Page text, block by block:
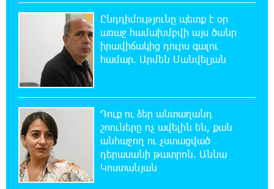
նեղուցը, եթե ԱՄՆ-ն ընդունի
հանրապետության պայմանները
18:21:30 8-08-2026
Երևանում անցկացվել է հաշմանդամություն
ունեցող անձանց միջազգային մարզական
փառատոն
18:02:58 8-08-2026
Դմիտրի Մեդվեդև. Արևմուտքի
քաղաքականությունը Հայաստանի
նկատմամբ կրկնում է վրացական սցենարը
Ընդդիմությունը պետք է օր
առաջ համախմբվի այս ծանր
իրավիճակից դուրս գալու
համար. Արմեն Մանվելյան
Դուք ու ձեր անտաղանդ
շոուները ոչ ավելին են, քան
անհաջող ու չստացված
դերասանի թատրոն. Աննա
Կոստանյան